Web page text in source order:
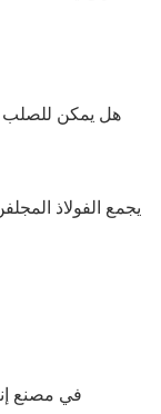
هل يمكن للصلب
يجمع الفولاذ
في مصنع